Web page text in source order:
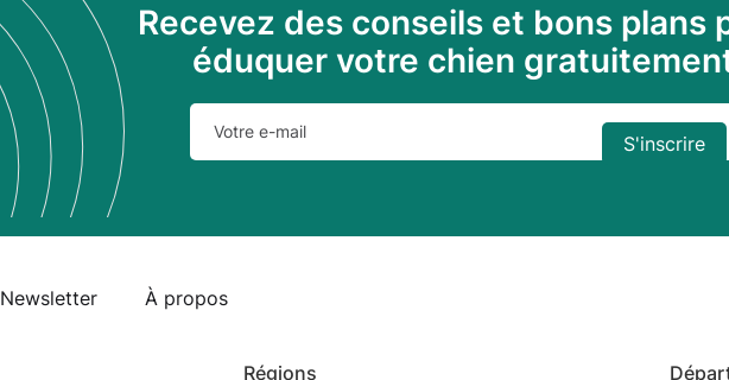
Recevez des conseils et bons plans
éduquer votre chien
Newsletter À propos
Régions